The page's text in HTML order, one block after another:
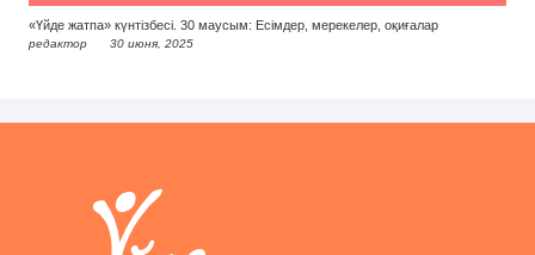
«Үйде жатпа» күнтізбесі. 30 маусым: Есімдер, мерекелер, оқиғалар
редактор 30 июня, 2025